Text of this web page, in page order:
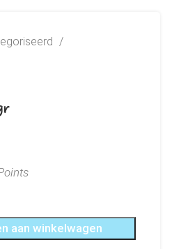
aan winkelwagen